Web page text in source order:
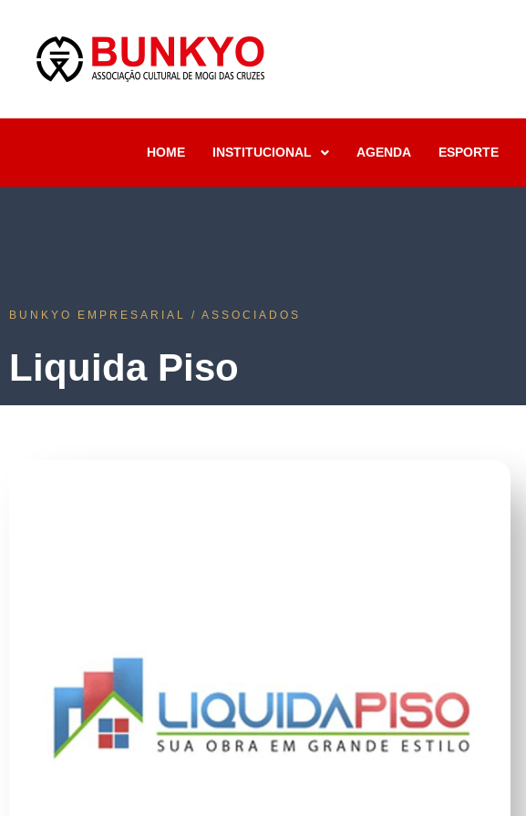
HOME INSTITUCIONAL AGENDA ESPORTE
BUNKYO EMPRESARIAL / ASSOCIADOS
Liquida Piso